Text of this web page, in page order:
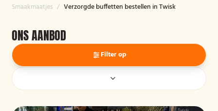
Smaakmaatjes / Verzorgde buffetten bestellen in Twisk
ONS AANBOD
Filter op